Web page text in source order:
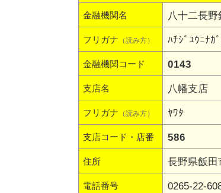
金融機関名 八十二長野
フリガナ （読み方） ﾊﾁｼﾞﾕｳﾆﾅｶ
金融機関コード 0143
支店名 八幡支店
フリガナ （読み方） ﾔﾜﾀ
支店コード・店番 586
住所 長野県飯田
電話番号 0265-22-